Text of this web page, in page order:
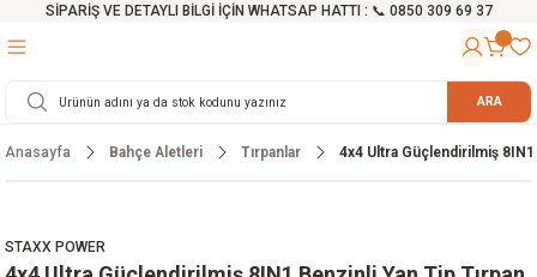
SİPARİŞ VE DETAYLI BİLGİ İÇİN WHATSAP HATTI : 📞 0850 309 69 37
Testereler
Cihazları
ve Arabalar
Malzemeleri ARA
Anasayfa Bahçe Aletleri Tırpanlar 4x4 Ultra Güçlendirilmiş
STAXX POWER